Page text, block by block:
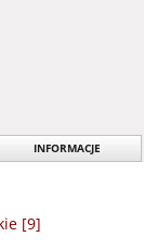
INFORMACJE
[9]